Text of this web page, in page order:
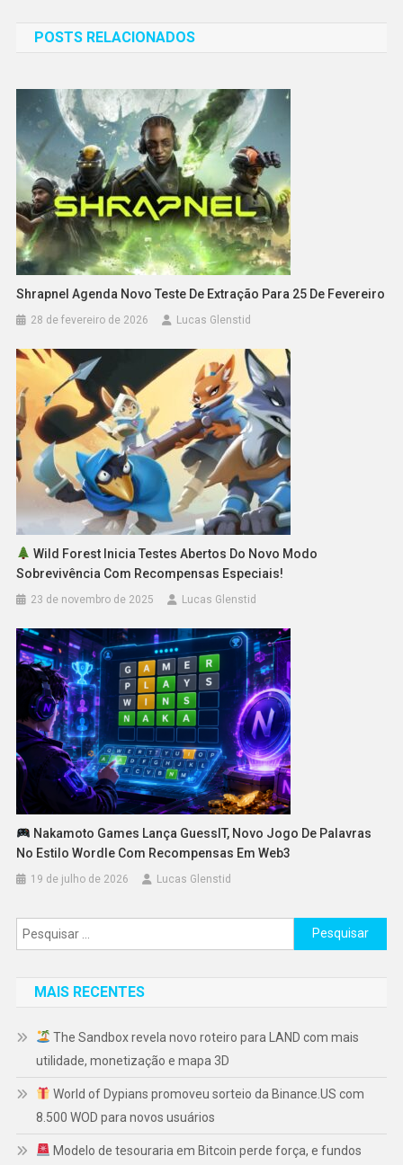
Post
POSTS RELACIONADOS
Shrapnel Agenda Novo Teste De Extração Para 25 De Fevereiro
28 de fevereiro de 2026 Lucas Glenstid
Wild Forest Inicia Testes Abertos Do Novo Modo
Sobrevivência Com Recompensas Especiais!
23 de novembro de 2025 Lucas Glenstid
Nakamoto Games Lança GuessIT, Novo Jogo De Palavras
No Estilo Wordle Com Recompensas Em Web3
19 de julho de 2026 Lucas Glenstid
Pesquisar
por:
MAIS RECENTES
The Sandbox revela novo roteiro para LAND com mais
utilidade, monetização e mapa 3D
World of Dypians promoveu sorteio da Binance.US com
8.500 WOD para novos usuários
Modelo de tesouraria em Bitcoin perde força, e fundos